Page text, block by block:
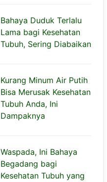
Bahaya Duduk Terlalu
Lama bagi Kesehatan
Tubuh, Sering Diabaikan
Kurang Minum Air Putih
Bisa Merusak Kesehatan
Tubuh Anda, Ini
Dampaknya
Waspada, Ini Bahaya
Begadang bagi
Kesehatan Tubuh yang